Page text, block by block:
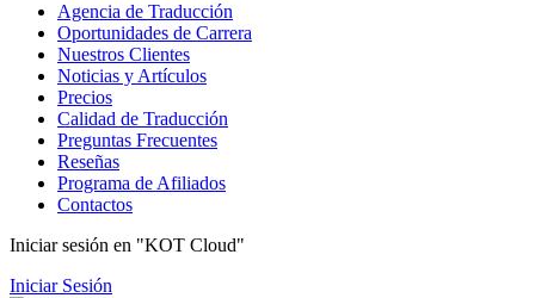
Agencia de Traducción
Oportunidades de Carrera
Nuestros Clientes
Noticias y Artículos
Precios
Calidad de Traducción
Preguntas Frecuentes
Reseñas
Programa de Afiliados
Contactos
Iniciar sesión en "KOT Cloud"
Iniciar Sesión